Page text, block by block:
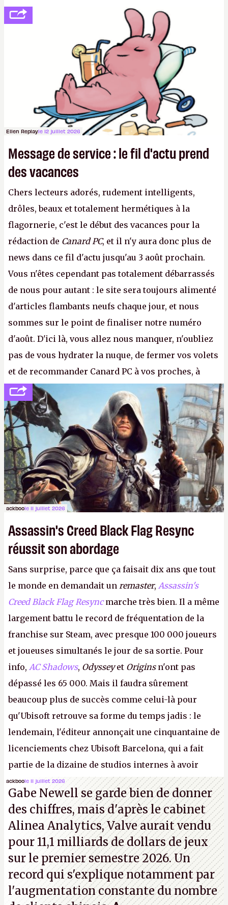
se consoler, le PDG David Baszucki peut compter
sur le déblocage du jeu en Russie et l'explosion des
joueurs majeurs (+32 %). L'avenir appartient donc
aux adultes, qui ne sont jamais que des enfants
avec du pouvoir d'achat.P.
Ellen Replayle 12 juillet 2026
Message de service : le fil d'actu prend
des vacances
Chers lecteurs adorés, rudement intelligents,
drôles, beaux et totalement hermétiques à la
flagornerie, c'est le début des vacances pour la
rédaction de Canard PC, et il n'y aura donc plus de
news dans ce fil d'actu jusqu'au 3 août prochain.
Vous n'êtes cependant pas totalement débarrassés
de nous pour autant : le site sera toujours alimenté
d'articles flambants neufs chaque jour, et nous
sommes sur le point de finaliser notre numéro
d'août. D'ici là, vous allez nous manquer, n'oubliez
pas de vous hydrater la nuque, de fermer vos volets
et de recommander Canard PC à vos proches, à
votre famille et aux inconnus que vous croisez
dans la rue. Bon été à tous ! –ER.
ackboole 11 juillet 2026
Assassin's Creed Black Flag Resync
réussit son abordage
Sans surprise, parce que ça faisait dix ans que tout
le monde en demandait un remaster, Assassin's
Creed Black Flag Resyncmarche très bien. Il a même
largement battu le record de fréquentation de la
franchise sur Steam, avec presque 100 000 joueurs
et joueuses simultanés le jour de sa sortie. Pour
info, AC Shadows, Odysseyet Originsn'ont pas
dépassé les 65 000. Mais il faudra sûrement
beaucoup plus de succès comme celui-là pour
qu'Ubisoft retrouve sa forme du temps jadis : le
lendemain, l'éditeur annonçait une cinquantaine de
licenciements chez Ubisoft Barcelona, qui a fait
partie de la dizaine de studios internes à avoir
travaillé sur cetAssassin's Creedsous la direction
d'Ubisoft Singapour.A.
ackboole 11 juillet 2026
Gabe Newell se garde bien de donner
des chiffres, mais d'après le cabinet
Alinea Analytics, Valve aurait vendu
pour 11,1 milliards de dollars de jeux
sur le premier semestre 2026. Un
record qui s'explique notamment par
l'augmentation constante du nombre